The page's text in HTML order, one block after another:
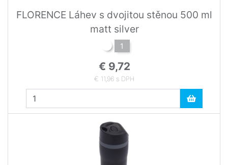
FLORENCE Láhev s dvojitou stěnou 500 ml
matt silver
1
€ 9,72
€ 11,96 s DPH